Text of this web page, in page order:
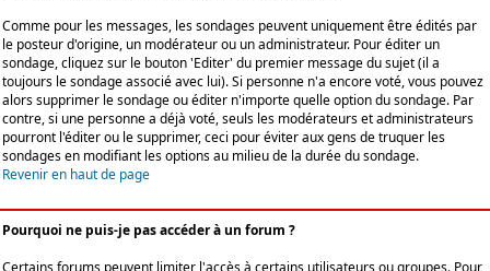
Comme pour les messages, les sondages peuvent uniquement être édités par
le posteur d'origine, un modérateur ou un administrateur. Pour éditer un
sondage, cliquez sur le bouton 'Editer' du premier message du sujet (il a
toujours le sondage associé avec lui). Si personne n'a encore voté, vous pouvez
alors supprimer le sondage ou éditer n'importe quelle option du sondage. Par
contre, si une personne a déjà voté, seuls les modérateurs et administrateurs
pourront l'éditer ou le supprimer, ceci pour éviter aux gens de truquer les
sondages en modifiant les options au milieu de la durée du sondage.
Revenir en haut de page
Pourquoi ne puis-je pas accéder à un forum ?